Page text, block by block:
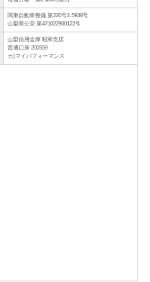
関東自動車整備 第220号2-5938号
山梨県公安 第471022900122号
山梨信用金庫 昭和支店
普通口座 200559
カ)マイパフォーマンス